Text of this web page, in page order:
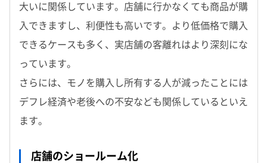
大いに関係しています。店舗に行かなくても商品が購
入できますし、利便性も高いです。より低価格で購入
できるケースも多く、実店舗の客離れはより深刻にな
っています。
さらには、モノを購入し所有する人が減ったことには
デフレ経済や老後への不安なども関係しているといえ
ます。
店舗のショールーム化